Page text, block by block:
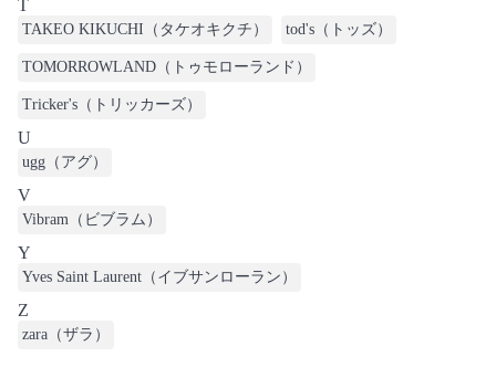
T
TAKEO KIKUCHI（タケオキクチ） tod's（トッズ）
TOMORROWLAND（トゥモローランド）
Tricker's（トリッカーズ）
U
ugg（アグ）
V
Vibram（ビブラム）
Y
Yves Saint Laurent（イブサンローラン）
Z
zara（ザラ）